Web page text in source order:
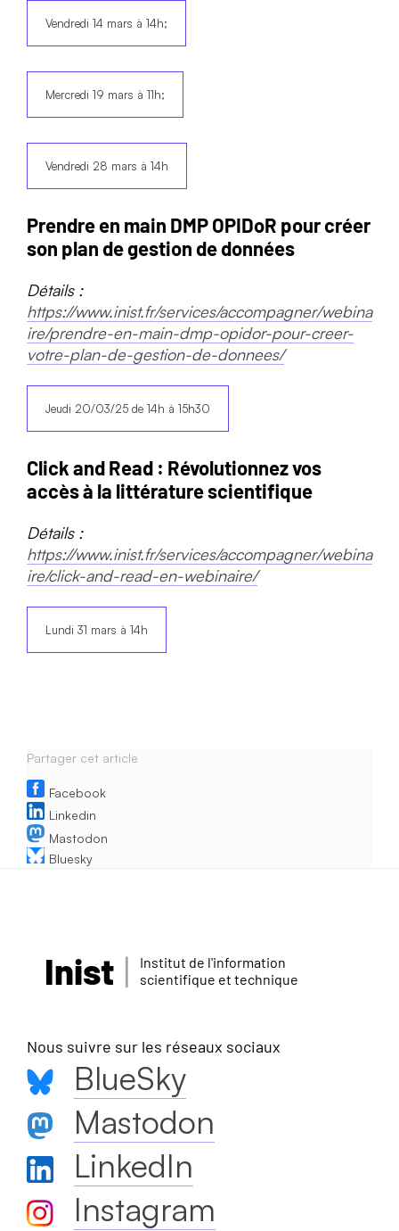
Vendredi 14 mars à 14h;
Mercredi 19 mars à 11h;
Vendredi 28 mars à 14h
Prendre en main DMP OPIDoR pour créer
son plan de gestion de données
Détails :
https://www.inist.fr/services/accompagner/webina
ire/prendre-en-main-dmp-opidor-pour-creer-
votre-plan-de-gestion-de-donnees/
Jeudi 20/03/25 de 14h à 15h30
Click and Read : Révolutionnez vos
accès à la littérature scientifique
Détails :
https://www.inist.fr/services/accompagner/webina
ire/click-and-read-en-webinaire/
Lundi 31 mars à 14h
Partager cet article
Facebook
Linkedin
Mastodon
Bluesky
Inist
Institut de l'information
scientifique et technique
Nous suivre sur les réseaux sociaux
BlueSky
Mastodon
LinkedIn
Instagram